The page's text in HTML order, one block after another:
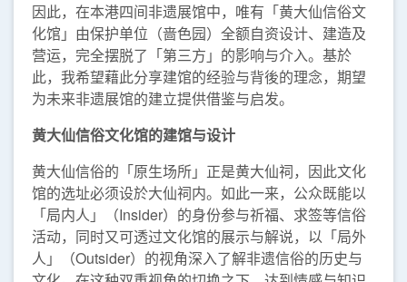
因此，在本港四间非遗展馆中，唯有「黄大仙信俗文
化馆」由保护单位（啬色园）全额自资设计、建造及
营运，完全摆脱了「第三方」的影响与介入。基於
此，我希望藉此分享建馆的经验与背後的理念，期望
为未来非遗展馆的建立提供借鉴与启发。
黄大仙信俗文化馆的建馆与设计
黄大仙信俗的「原生场所」正是黄大仙祠，因此文化
馆的选址必须设於大仙祠内。如此一来，公众既能以
「局内人」（Insider）的身份参与祈福、求签等信俗
活动，同时又可透过文化馆的展示与解说，以「局外
人」（Outsider）的视角深入了解非遗信俗的历史与